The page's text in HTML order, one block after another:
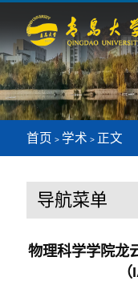
首页 > 学术 > 正文
导航菜单
物理科学学院龙